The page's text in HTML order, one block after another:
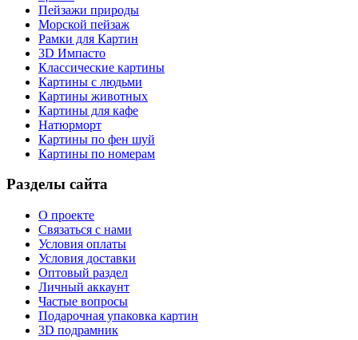
Пейзажи природы
Морской пейзаж
Рамки для Картин
3D Импасто
Классические картины
Картины с людьми
Картины животных
Картины для кафе
Натюрморт
Картины по фен шуй
Картины по номерам
Разделы сайта
О проекте
Связаться с нами
Условия оплаты
Условия доставки
Оптовый раздел
Личный аккаунт
Частые вопросы
Подарочная упаковка картин
3D подрамник